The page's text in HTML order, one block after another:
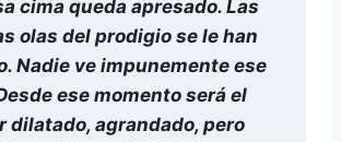
cima queda apresado. Las
olas del prodigio se le han
Nadie ve impunemente ese
ese momento será el
dilatado, agrandado, pero